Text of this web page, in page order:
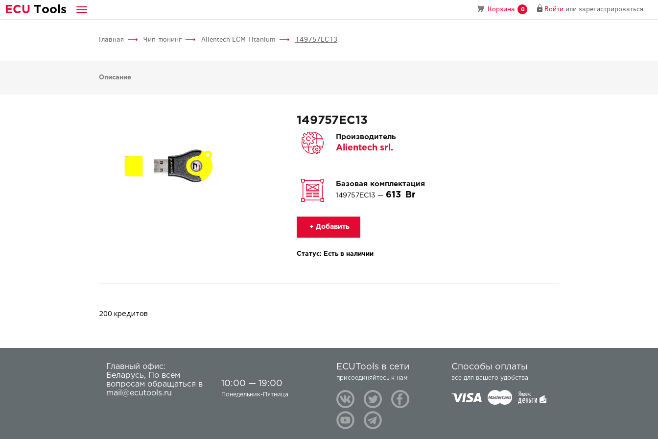
ECU Tools Корзина 0 Войти или зарегистрироваться
Главная Чип-тюнинг Alientech ECM Titanium 149757EC13
Описание
149757EC13
Производитель
Alientech srl.
Базовая комплектация
149757EC13 — 613
+ Добавить
Статус: Есть в наличии
200 кредитов
Главный офис:
Беларусь,
По всем
вопросам обращаться в
mail@ecutools.ru
10:00 — 19:00
Понедельник-Пятница
ECUTools в сети
присоединяйтесь к нам
Способы оплаты
все для вашего удобства